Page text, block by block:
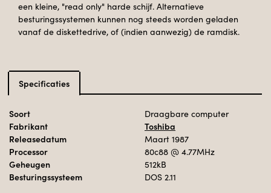
een kleine, "read only" harde schijf. Alternatieve
besturingssystemen kunnen nog steeds worden geladen
vanaf de diskettedrive, of (indien aanwezig) de ramdisk.
Specificaties
Soort Draagbare computer
Fabrikant
Toshiba
Releasedatum
Maart 1987
Processor 80c88 @ 4.77MHz
Geheugen 512kB
Besturingssysteem DOS 2.11